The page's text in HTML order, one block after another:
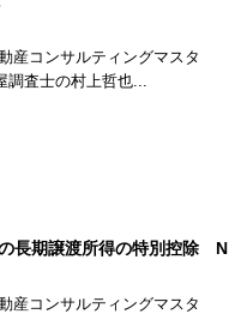
産コンサルティングマスタ
調査士の村上哲也...
長期譲渡所得の特別控除 N
産コンサルティングマスタ